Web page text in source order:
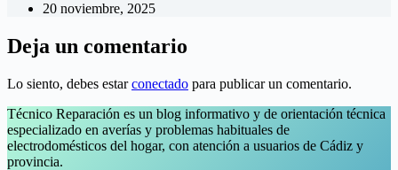
20 noviembre, 2025
Deja un comentario
Lo siento, debes estarconectado para publicar un comentario.
Técnico Reparación es un blog informativo y de orientación técnica
especializado en averías y problemas habituales de
electrodomésticos del hogar, con atención a usuarios de Cádiz y
provincia.